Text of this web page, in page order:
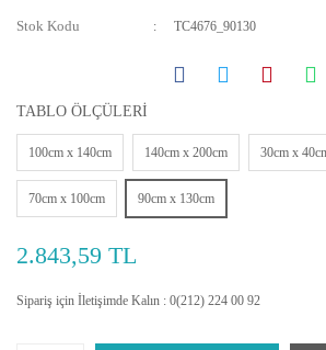
Stok Kodu TC4676_90130
TABLO ÖLÇÜLERİ
100cm x 140cm 140cm x 200cm 30cm x
70cm x 100cm 90cm x 130cm
2.843,59 TL
Sipariş için İletişimde Kalın : 0(212) 224 00 92